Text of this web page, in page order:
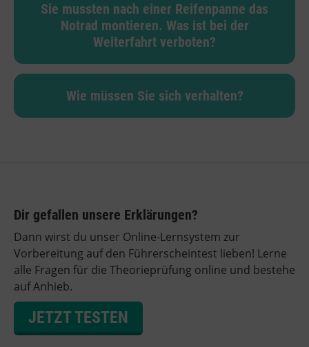
Sie mussten nach einer Reifenpanne das
Notrad montieren. Was ist bei der
Weiterfahrt verboten?
Wie müssen Sie sich verhalten?
Dir gefallen unsere Erklärungen?
Dann wirst du unser Online-Lernsystem zur
Vorbereitung auf den Führerscheintest lieben! Lerne
alle Fragen für die Theorieprüfung online und bestehe
auf Anhieb.
JETZT TESTEN